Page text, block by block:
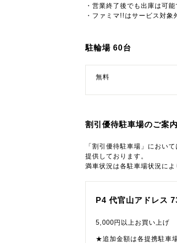
・営業終了後でも出庫は可能
・ファミマ!!はサービス対象
駐輪場 60台
無料
割引優待駐車場のご案内
「割引優待駐車場」におい
提供しております。
満車状況は各駐車場状況に
P4 代官山アドレス
5,000円以上お買い上
★追加金額は各提携駐車